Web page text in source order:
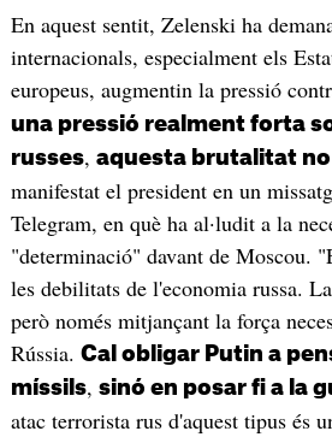
En aquest sentit, Zelenski ha
internacionals, especialment els
europeus, augmentin la pressió
una pressió realment forta
russes, aquesta brutalitat
manifestat el president en un
Telegram, en què ha al·ludit a la
"determinació" davant de Moscou.
les debilitats de l'economia russa.
però només mitjançant la força
Rússia. Cal obligar Putin a
míssils, sinó en posar fi a la
atac terrorista rus d'aquest tipus és